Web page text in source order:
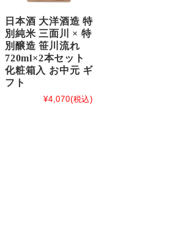
日本酒 大洋酒造 特
別純米 三面川 × 特
別醸造 笹川流れ
720ml×2本セット
化粧箱入 お中元 ギ
フト
¥4,070(税込)